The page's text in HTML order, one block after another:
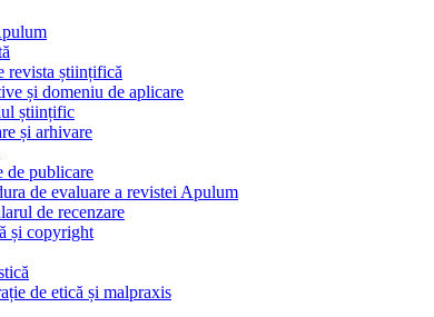
revista științifică
și domeniu de aplicare
științific
și arhivare
de publicare
de evaluare a revistei Apulum
de recenzare
și copyright
de etică și malpraxis